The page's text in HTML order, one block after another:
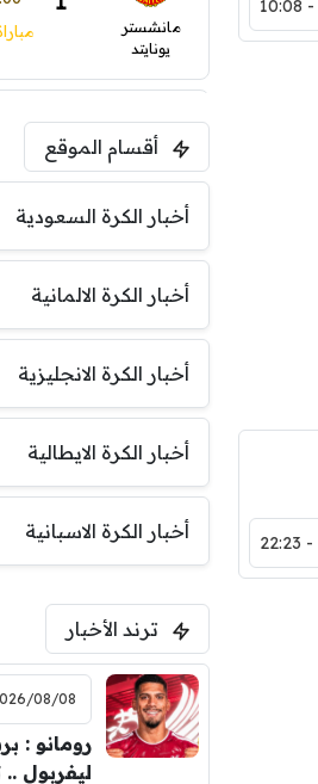
مانشستر
يونايتد
فرينتسفاروشي
1
برشلونة
اودينيزي
أقسام الموقع
أخبار الكرة السعودية
أخبار الكرة الالمانية
أخبار الكرة الانجليزية
أخبار الكرة الايطالية
أخبار الكرة الاسبانية
ترند الأخبار
08/08 - 01:07
رومانو :
ليفربول